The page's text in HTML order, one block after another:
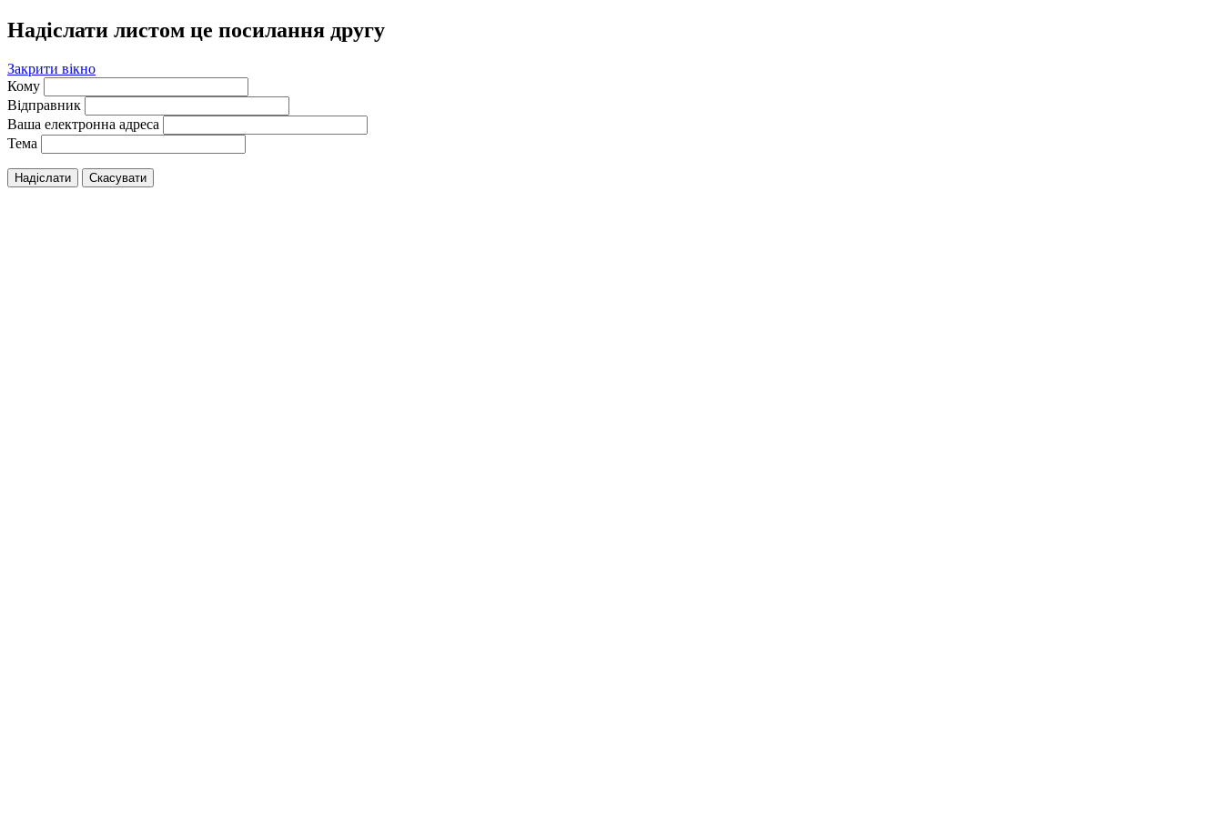
Надіслати листом це посилання другу
Закрити вікно
Кому
Відправник
Ваша електронна адреса
Тема
Надіслати Скасувати